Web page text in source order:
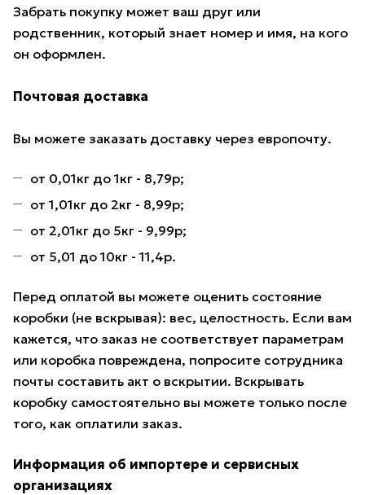
Забрать покупку может ваш друг или
родственник, который знает номер и имя, на кого
он оформлен.
Почтовая доставка
Вы можете заказать доставку через европочту.
от 0,01кг до 1кг - 8,79р;
от 1,01кг до 2кг - 8,99р;
от 2,01кг до 5кг - 9,99р;
от 5,01 до 10кг - 11,4р.
Перед оплатой вы можете оценить состояние
коробки (не вскрывая): вес, целостность. Если вам
кажется, что заказ не соответствует параметрам
или коробка повреждена, попросите сотрудника
почты составить акт о вскрытии. Вскрывать
коробку самостоятельно вы можете только после
того, как оплатили заказ.
Информация об импортере и сервисных
организациях